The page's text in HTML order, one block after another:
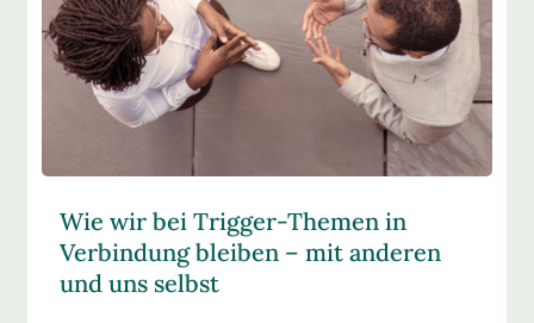
Wie wir bei Trigger-Themen in
Verbindung bleiben – mit anderen
und uns selbst